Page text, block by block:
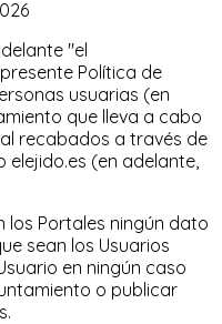
"el
Política de
usuarias (en
que lleva a cabo
recabados a través de
(en adelante,
los Portales ningún dato
sean los Usuarios
en ningún caso
o publicar